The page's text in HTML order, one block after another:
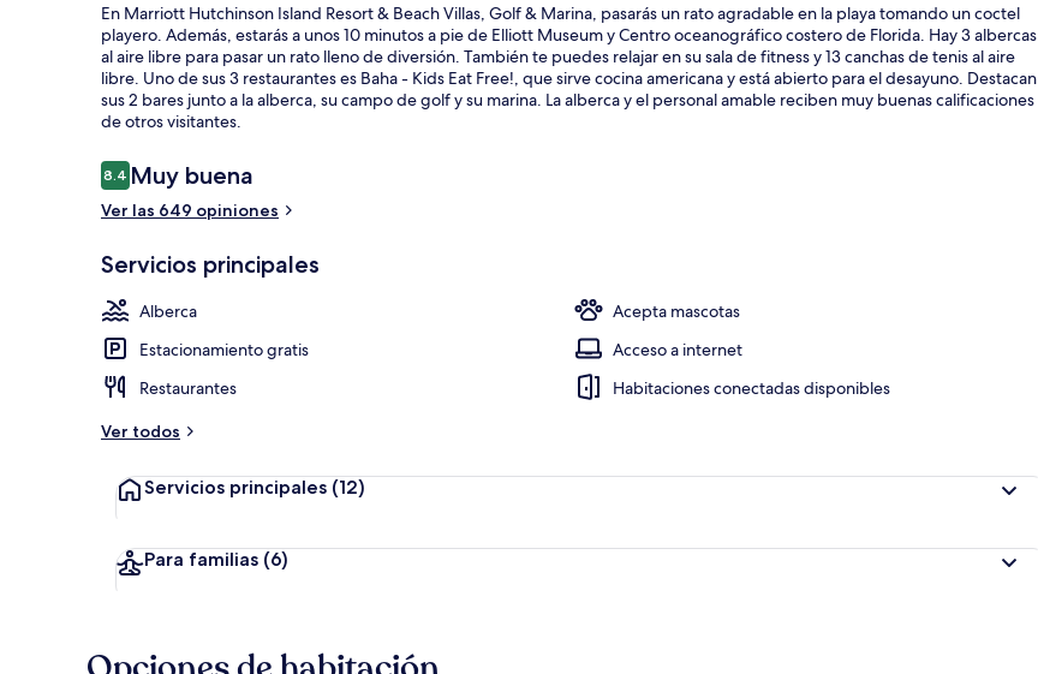
Exterior
En Marriott Hutchinson Island Resort & Beach Villas, Golf & Marina, pasarás un rato agradable en la playa tomando un coctel
playero. Además, estarás a unos 10 minutos a pie de Elliott Museum y Centro oceanográfico costero de Florida. Hay 3 albercas
al aire libre para pasar un rato lleno de diversión. También te puedes relajar en su sala de fitness y 13 canchas de tenis al aire
libre. Uno de sus 3 restaurantes es Baha - Kids Eat Free!, que sirve cocina americana y está abierto para el desayuno. Destacan
sus 2 bares junto a la alberca, su campo de golf y su marina. La alberca y el personal amable reciben muy buenas calificaciones
de otros visitantes.
Opiniones
8.48.4 de 10,
Muy buena
Ver las 649 opiniones
Servicios principales
Alberca
Acepta mascotas
Estacionamiento gratis
Acceso a internet
Restaurantes
Habitaciones conectadas disponibles
Ver todos
Servicios principales (12)
Para familias (6)